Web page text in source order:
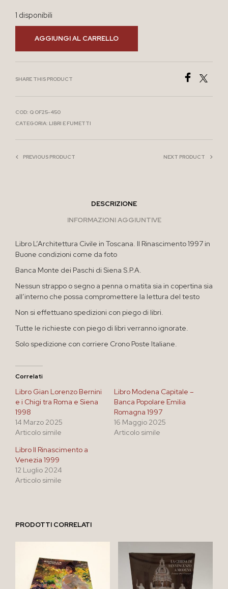
1 disponibili
AGGIUNGI AL CARRELLO
SHARE THIS PRODUCT
COD: Q OF25-450
CATEGORIA: LIBRI E FUMETTI
PREVIOUS PRODUCT NEXT PRODUCT
DESCRIZIONE
INFORMAZIONI AGGIUNTIVE
Libro L’Architettura Civile in Toscana. Il Rinascimento 1997 in
Buone condizioni come da foto
Banca Monte dei Paschi di Siena S.P.A.
Nessun strappo o segno a penna o matita sia in copertina sia
all’interno che possa compromettere la lettura del testo
Non si effettuano spedizioni con piego di libri.
Tutte le richieste con piego di libri verranno ignorate.
Solo spedizione con corriere Crono Poste Italiane.
Correlati
Libro Gian Lorenzo Bernini
e i Chigi tra Roma e Siena
1998
14 Marzo 2025
Articolo simile
Libro Modena Capitale –
Banca Popolare Emilia
Romagna 1997
16 Maggio 2025
Articolo simile
Libro Il Rinascimento a
Venezia 1999
12 Luglio 2024
Articolo simile
PRODOTTI CORRELATI